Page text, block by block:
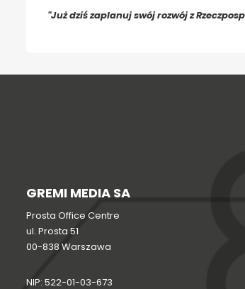
"Już dziś zaplanuj swój rozwój z
GREMI MEDIA SA
Prosta Office Centre
ul. Prosta 51
00-838 Warszawa
NIP: 522-01-03-673